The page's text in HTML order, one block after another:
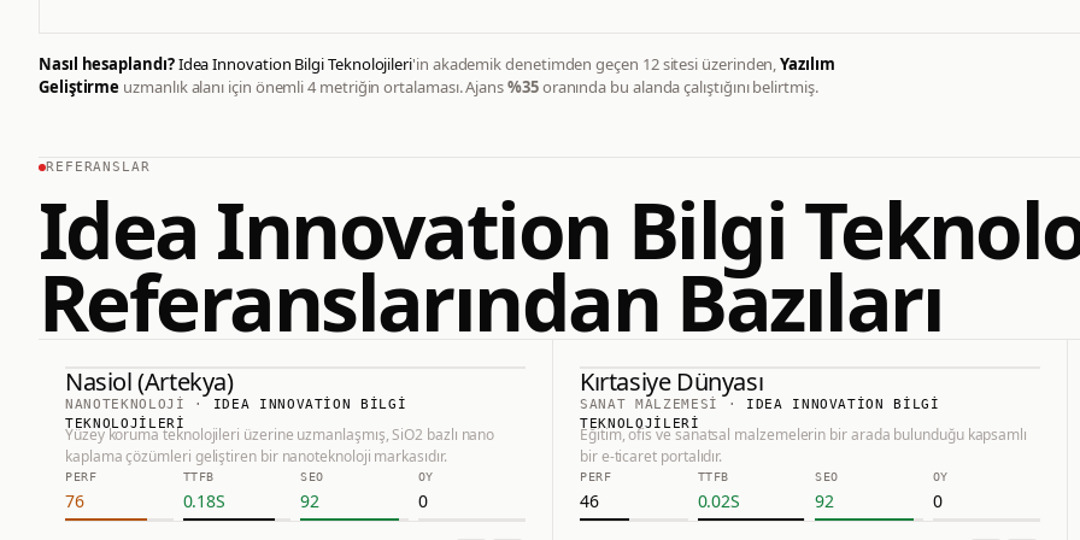
Nasıl hesaplandı?Idea Innovation Bilgi Teknolojileri'in akademik denetimden geçen 12sitesi üzerinden,Yazılım
Geliştirme uzmanlık alanı için önemli4 metriğin ortalaması.Ajans%35oranında bu alanda çalıştığını belirtmiş.
REFERANSLAR
Idea Innovation Bilgi
Referanslarından Bazıları
#1
Nasiol (Artekya)
HTTPS://NASIOL.COM
Nasiol (Artekya)
NANOTEKNOLOJI ·
IDEA INNOVATION BILGI
TEKNOLOJILERI
Yüzey koruma teknolojileri üzerine uzmanlaşmış, SiO2 bazlı nano
kaplama çözümleri geliştiren bir nanoteknoloji markasıdır.
PERF
76
TTFB
0.18S
SEO
92
OY
0
# 2
Kırtasiye Dünyası
Kırtasiye Dünyası
SANAT MALZEMESI · IDEA INNOVATION BILGI
TEKNOLOJILERI
Eğitim, ofis ve sanatsal malzemelerin bir arada bulunduğu kapsamlı
bir e-ticaret portalıdır.
PERF
46
TTFB
0.02S
SEO
92
OY
0